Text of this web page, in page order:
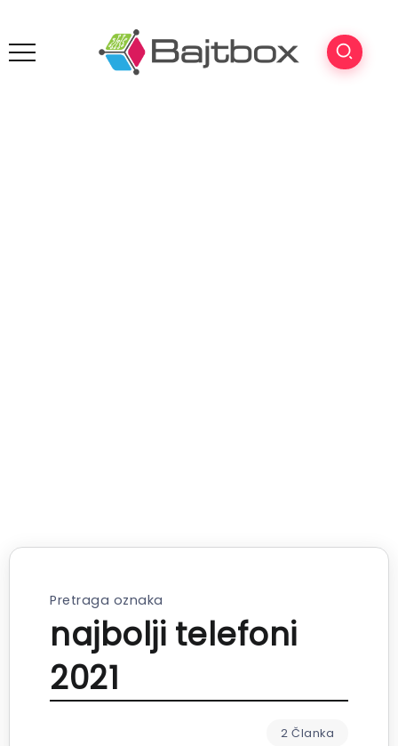
Pretraga oznaka
najbolji telefoni
2021
2 Članka